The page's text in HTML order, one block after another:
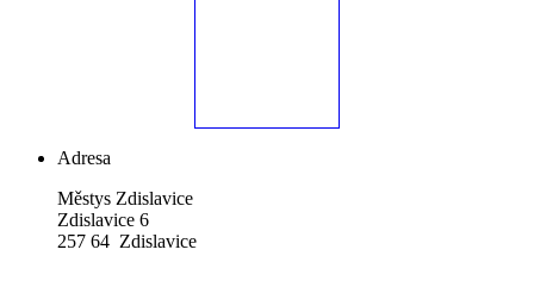
Adresa
Městys Zdislavice
Zdislavice 6
257 64 Zdislavice